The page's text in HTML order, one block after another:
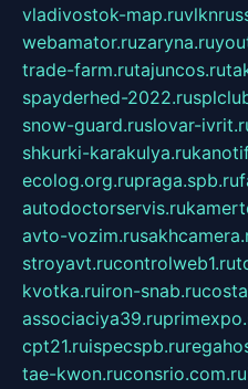
vladivostok-map.ru
webamator.ruzaryna.ru
trade-farm.rutajuncos.ru
spayderhed-2022.ru
snow-guard.ruslovar-
shkurki-karakulya.ru
ecolog.org.rupraga.spb.ru
autodoctorservis.ru
avto-vozim.ru
stroyavt.rucontrolweb1.ru
kvotka.ruiron-snab.ru
associaciya39.ru
cpt21.ruispecspb.ru
tae-kwon.ruconsrio.com.ru